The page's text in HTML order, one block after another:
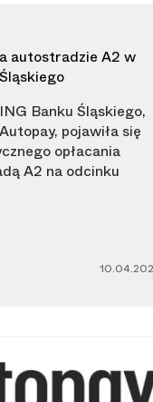
autostradzie A2 w
Banku Śląskiego,
pojawiła się
opłacania
A2 na odcinku